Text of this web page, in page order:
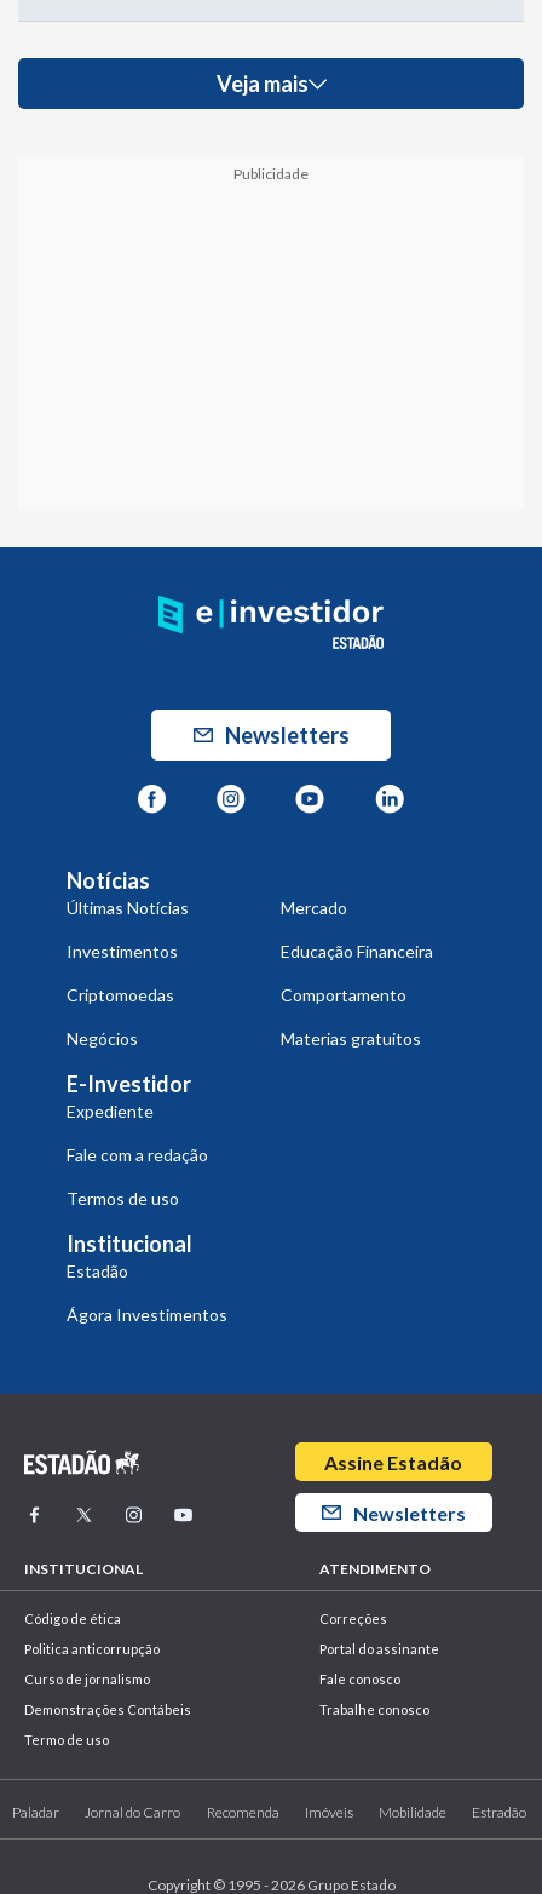
Veja mais
Publicidade
Newsletters
Notícias
Últimas Notícias Mercado
Investimentos Educação Financeira
Criptomoedas Comportamento
Negócios Materias gratuitos
E-Investidor
Expediente
Fale com a redação
Termos de uso
Institucional
Estadão
Ágora Investimentos
INSTITUCIONAL
Código de ética
Politica anticorrupção
Curso de jornalismo
Demonstrações Contábeis
Termo de uso
ATENDIMENTO
Correções
Portal do assinante
Fale conosco
Trabalhe conosco
Assine Estadão
Newsletters
Paladar Jornal do Carro Recomenda Imóveis Mobilidade Estradão
Copyright © 1995 - 2026 Grupo Estado